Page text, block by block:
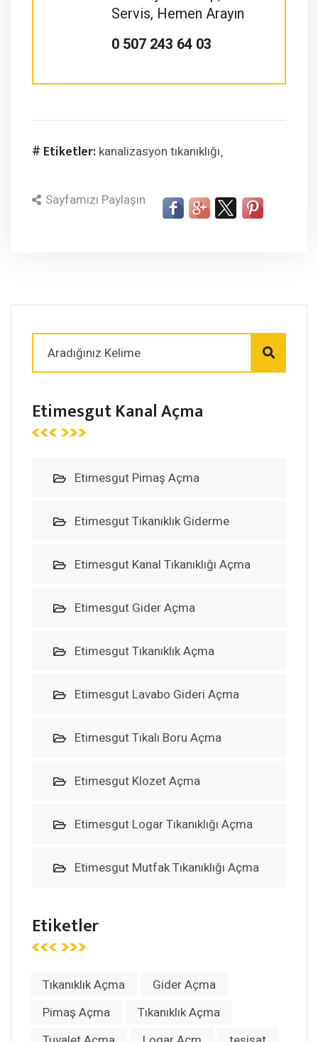
Servis, Hemen Arayın
0 507 243 64 03
# Etiketler: kanalizasyon tıkanıklığı
Sayfamızı Paylaşın
Etimesgut Kanal Açma
Etimesgut Pimaş Açma
Etimesgut Tıkanıklık Giderme
Etimesgut Kanal Tıkanıklığı Açma
Etimesgut Gider Açma
Etimesgut Tıkanıklık Açma
Etimesgut Lavabo Gideri Açma
Etimesgut Tıkalı Boru Açma
Etimesgut Klozet Açma
Etimesgut Logar Tıkanıklığı Açma
Etimesgut Mutfak Tıkanıklığı Açma
Etiketler
Tıkanıklık Açma
Gider Açma
Pimaş Açma
Tıkanıklık Açma